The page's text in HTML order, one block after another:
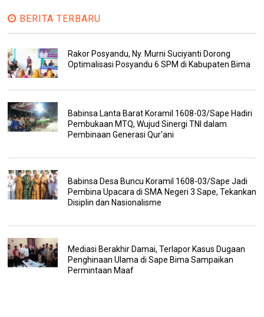
BERITA TERBARU
Rakor Posyandu, Ny. Murni Suciyanti Dorong
Optimalisasi Posyandu 6 SPM di Kabupaten Bima
Babinsa Lanta Barat Koramil 1608-03/Sape Hadiri
Pembukaan MTQ, Wujud Sinergi TNI dalam
Pembinaan Generasi Qur'ani
Babinsa Desa Buncu Koramil 1608-03/Sape Jadi
Pembina Upacara di SMA Negeri 3 Sape, Tekankan
Disiplin dan Nasionalisme
Mediasi Berakhir Damai, Terlapor Kasus Dugaan
Penghinaan Ulama di Sape Bima Sampaikan
Permintaan Maaf